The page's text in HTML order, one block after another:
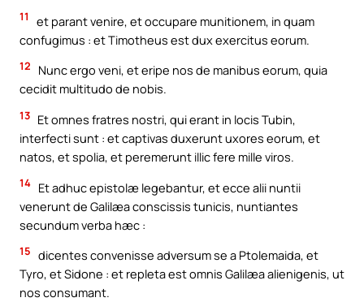
11
et parant venire, et occupare munitionem, in quam
confugimus : et Timotheus est dux exercitus eorum.
12
Nunc ergo veni, et eripe nos de manibus eorum, quia
cecidit multitudo de nobis.
13 Et omnes fratres nostri, qui erant in locis Tubin,
interfecti sunt : et captivas duxerunt uxores eorum, et
natos, et spolia, et peremerunt illic fere mille viros.
14 Et adhuc epistolæ legebantur, et ecce alii nuntii
venerunt de Galilæa conscissis tunicis, nuntiantes
secundum verba hæc :
15 dicentes convenisse adversum se a Ptolemaida, et
Tyro, et Sidone : et repleta est omnis Galilæa alienigenis, ut
nos consumant.